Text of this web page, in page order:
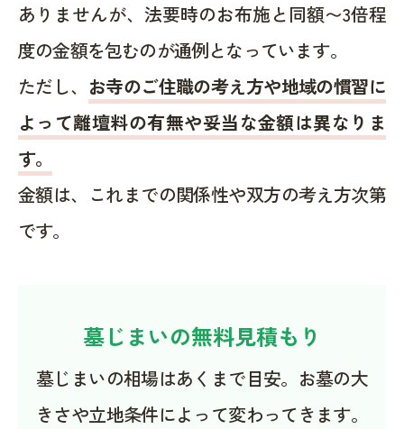
ありませんが、法要時のお布施と同額〜3倍程
度の金額を包むのが通例となっています。
ただし、 お寺のご住職の考え方や地域の慣習に
よって離壇料の有無や妥当な金額は異なりま
す。
金額は、これまでの関係性や双方の考え方次第
です。
墓じまいの無料見積もり
墓じまいの相場はあくまで目安。お墓の大
きさや立地条件によって変わってきます。